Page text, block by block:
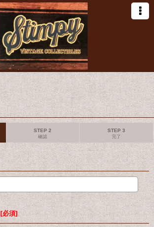
STEP 2
確認
STEP 3
完了
[必須]